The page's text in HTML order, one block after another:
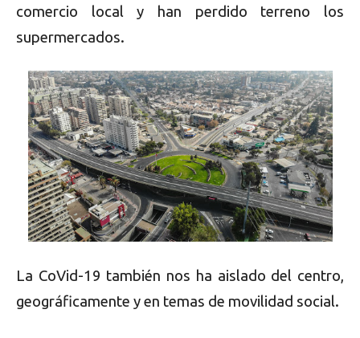
comercio local y han perdido terreno los
supermercados.
La CoVid-19 también nos ha aislado del centro,
geográficamente y en temas de movilidad social.